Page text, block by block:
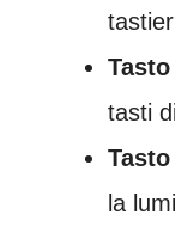
Tasto
tasti
la